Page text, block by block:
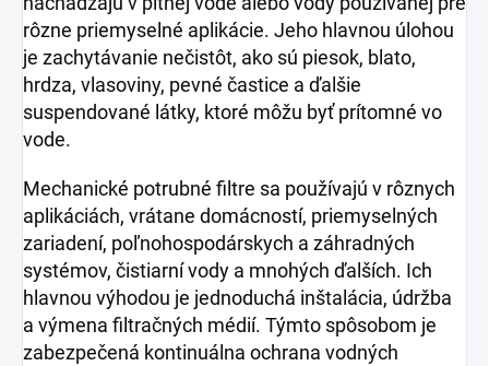
rôzne priemyselné aplikácie. Jeho hlavnou úlohou
je zachytávanie nečistôt, ako sú piesok, blato,
hrdza, vlasoviny, pevné častice a ďalšie
suspendované látky, ktoré môžu byť prítomné vo
vode.
Mechanické potrubné filtre sa používajú v rôznych
aplikáciách, vrátane domácností, priemyselných
zariadení, poľnohospodárskych a záhradných
systémov, čistiarní vody a mnohých ďalších. Ich
hlavnou výhodou je jednoduchá inštalácia, údržba
a výmena filtračných médií. Týmto spôsobom je
zabezpečená kontinuálna ochrana vodných